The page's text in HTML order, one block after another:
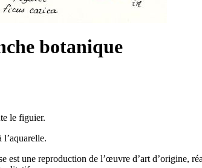
botanique
le figuier.
l’aquarelle.
est une reproduction de l’œuvre d’art d’origine,